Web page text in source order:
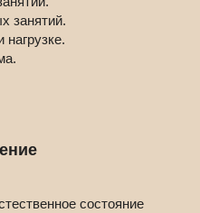
занятий.
состояние